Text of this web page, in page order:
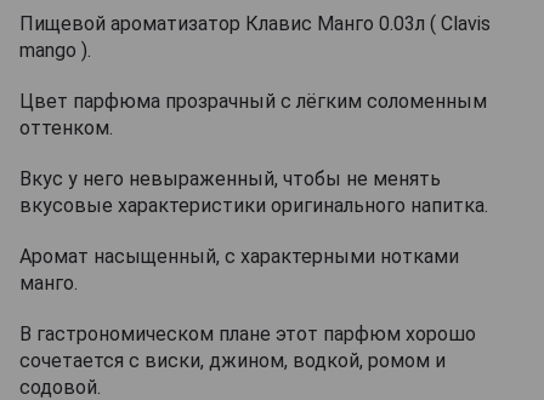
Пищевой ароматизатор Клавис Манго 0.03л ( Clavis
mango ).
Цвет парфюма прозрачный с лёгким соломенным
оттенком.
Вкус у него невыраженный, чтобы не менять
вкусовые характеристики оригинального напитка.
Аромат насыщенный, с характерными нотками
манго.
В гастрономическом плане этот парфюм хорошо
сочетается с виски, джином, водкой, ромом и
содовой.